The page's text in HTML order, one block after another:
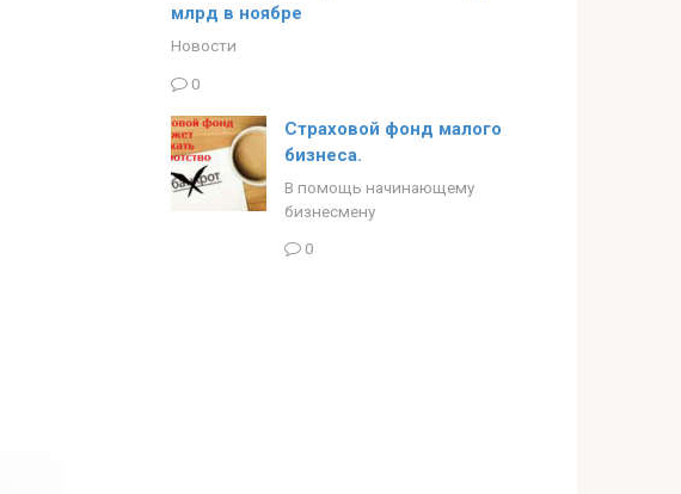
млрд в ноябре
Новости
0
Страховой фонд малого
бизнеса.
В помощь начинающему
бизнесмену
0